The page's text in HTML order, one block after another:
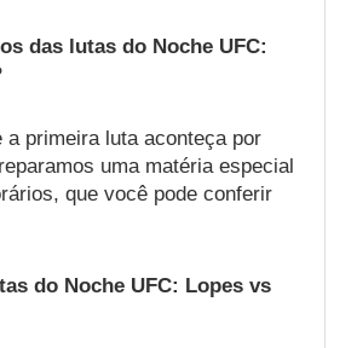
das lutas do Noche UFC:
a primeira luta aconteça por
uma matéria especial
que você pode conferir
do Noche UFC: Lopes vs